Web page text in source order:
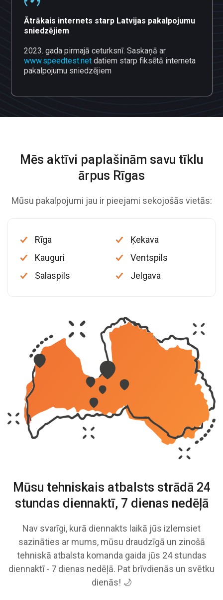
Ātrākais internets starp Latvijas pakalpojumu
sniedzējiem
2023. gada pirmajā ceturksnī. Saskaņā ar
www.speedtest.netdatiem starp fiksētā interneta
pakalpojumu sniedzējiem
Mēs aktīvi paplašinām savu tīklu
ārpus Rīgas
Mūsu pakalpojumi jau ir pieejami sekojošās vietās:
Rīga
Kauguri
Salaspils
Ķekava
Ventspils
Jelgava
Mūsu tehniskais atbalsts strādā24
stundas diennaktī, 7 dienas nedēļā
Nav svarīgi, kurā diennakts laikā jūs izlemsiet
sazināties ar mums, mūsu draudzīgā un zinošā
tehniskā atbalsta komanda gaida jūs 24 stundas
diennaktī - 7 dienas nedēļā. Pat brīvdienās un svētku
dienās! 🌙